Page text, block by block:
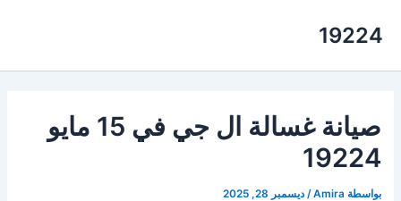
19224
صيانة غسالة ال جي في 15 مايو
19224
بواسطة Amira
/ديسمبر 28, 2025